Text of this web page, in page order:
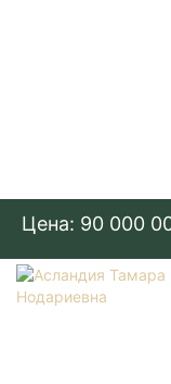
Цена: 90 000